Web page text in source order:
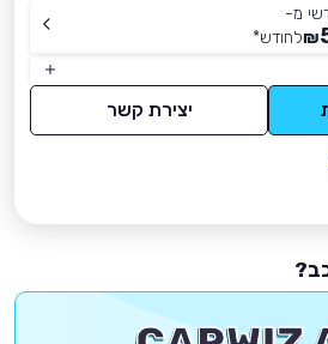
מ-
₪לחודש*
יצירת קשר